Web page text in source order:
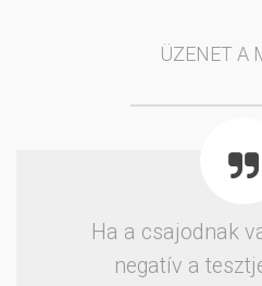
ÜZENET A
Ha a csajodnak
negatív a